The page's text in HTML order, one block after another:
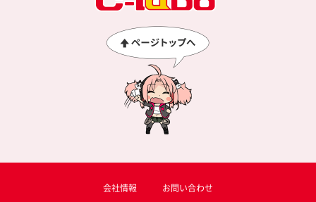
会社情報 お問い合わせ